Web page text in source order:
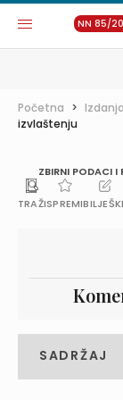
NN 85/
Početna > Izdanja
izvlaštenju
ZBIRNI PODACI I
TRAŽISPREMI
SADRŽAJ